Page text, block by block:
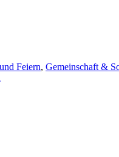
Feiern, Gemeinschaft &